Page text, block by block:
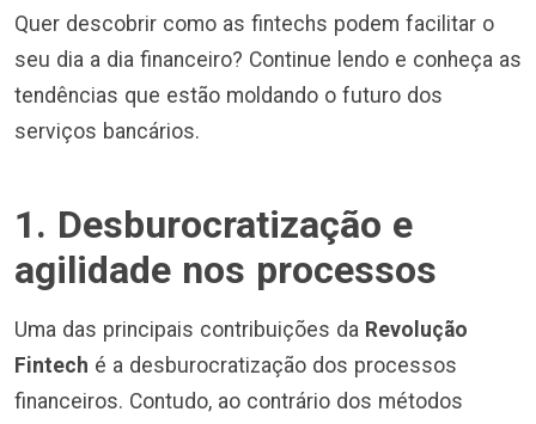
Quer descobrir como as fintechs podem facilitar o
seu dia a dia financeiro? Continue lendo e conheça as
tendências que estão moldando o futuro dos
serviços bancários.
1. Desburocratização e
agilidade nos processos
Uma das principais contribuições da Revolução
Fintech é a desburocratização dos processos
financeiros. Contudo, ao contrário dos métodos